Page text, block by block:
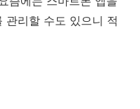
관리할 수도 있으니 적